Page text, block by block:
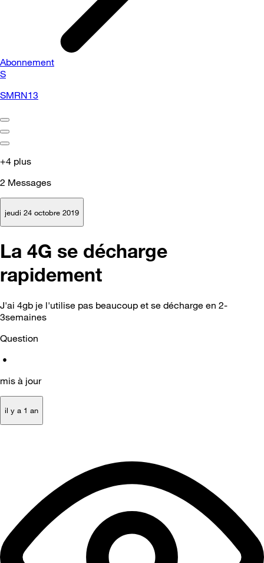
Abonnement
S
SMRN13
+4 plus
2 Messages
jeudi 24 octobre 2019
La 4G se décharge
rapidement
J'ai 4gb je l'utilise pas beaucoup et se décharge en 2-
3semaines
Question
•
mis à jour
il y a 1 an